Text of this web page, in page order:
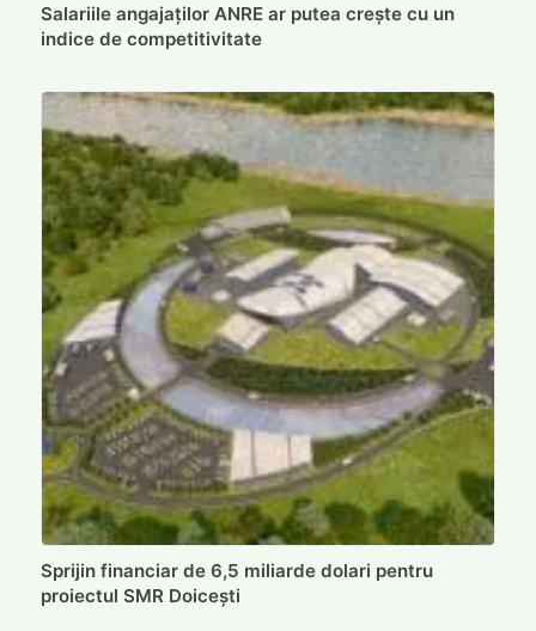
Salariile angajaților ANRE ar putea crește cu un
indice de competitivitate
Sprijin financiar de 6,5 miliarde dolari pentru
proiectul SMR Doicești